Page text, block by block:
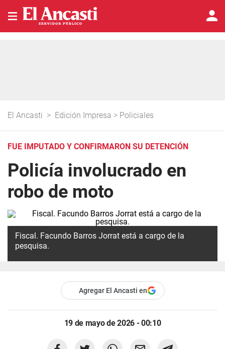
El Ancasti > Edición Impresa > Policiales
FUE IMPUTADO Y CONFIRMARON SU DETENCIÓN
Policía involucrado en
robo de moto
Fiscal. Facundo Barros Jorrat está a cargo de la
pesquisa.
Agregar El Ancasti en
19 de mayo de 2026 - 00:10